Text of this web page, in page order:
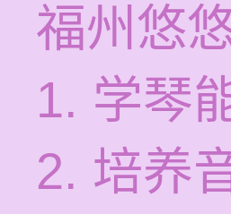
福州悠
1. 学琴
2. 培养